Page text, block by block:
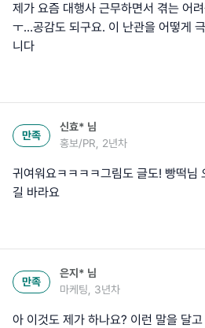
제가 요즘 대행사 근무하면서 겪는 어
ㅜ...공감도 되구요. 이 난관을 어떻게
니다
만족
신효* 님
홍보/PR, 2년차
귀여워요ㅋㅋㅋㅋ그림도 글도! 빵떡님
길 바라요
만족
은지* 님
마케팅, 3년차
아 이것도 제가 하나요? 이런 말을 달